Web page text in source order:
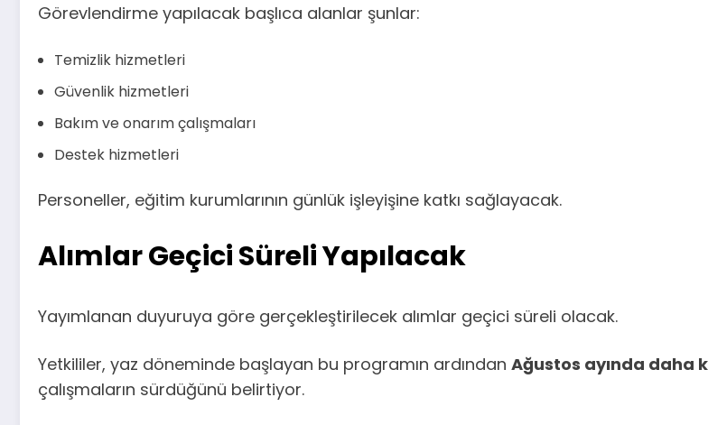
Görevlendirme yapılacak başlıca alanlar şunlar:
Temizlik hizmetleri
Güvenlik hizmetleri
Bakım ve onarım çalışmaları
Destek hizmetleri
Personeller, eğitim kurumlarının günlük işleyişine katkı sağlayacak.
Alımlar Geçici Süreli Yapılacak
Yayımlanan duyuruya göre gerçekleştirilecek alımlar geçici süreli olacak.
Yetkililer, yaz döneminde başlayan bu programın ardından Ağustos ayında daha
çalışmaların sürdüğünü belirtiyor.